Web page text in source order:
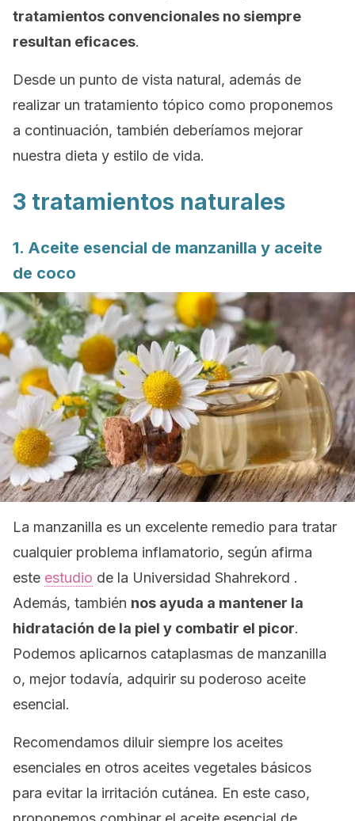
tratamientos convencionales no siempre
resultan eficaces.
Desde un punto de vista natural, además de
realizar un tratamiento tópico como proponemos
a continuación, también deberíamos mejorar
nuestra dieta y estilo de vida.
3 tratamientos naturales
1. Aceite esencial de manzanilla y aceite
de coco
La manzanilla es un excelente remedio para tratar
cualquier problema inflamatorio, según afirma
este estudio de la Universidad Shahrekord .
Además, también nos ayuda a mantener la
hidratación de la piel y combatir el picor.
Podemos aplicarnos cataplasmas de manzanilla
o, mejor todavía, adquirir su poderoso aceite
esencial.
Recomendamos diluir siempre los aceites
esenciales en otros aceites vegetales básicos
para evitar la irritación cutánea. En este caso,